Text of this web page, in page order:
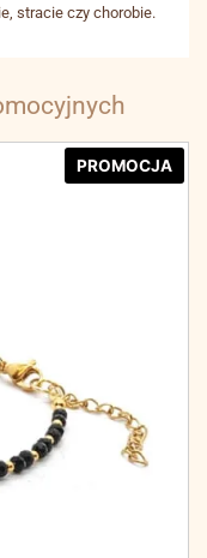
stracie czy chorobie.
PROMOCJA